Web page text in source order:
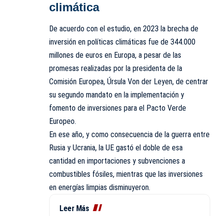
climática
De acuerdo con el estudio, en 2023 la brecha de
inversión en políticas climáticas fue de 344.000
millones de euros en Europa, a pesar de las
promesas realizadas por la presidenta de la
Comisión Europea, Úrsula Von der Leyen, de centrar
su segundo mandato en la implementación y
fomento de inversiones para el Pacto Verde
Europeo.
En ese año, y como consecuencia de la guerra entre
Rusia y Ucrania, la UE gastó el doble de esa
cantidad en importaciones y subvenciones a
combustibles fósiles, mientras que las inversiones
en energías limpias disminuyeron.
Leer Más